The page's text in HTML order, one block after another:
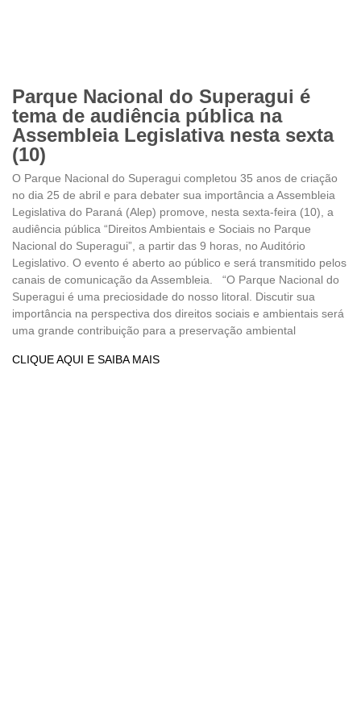
Parque Nacional do Superagui é
tema de audiência pública na
Assembleia Legislativa nesta sexta
(10)
O Parque Nacional do Superagui completou 35 anos de criação
no dia 25 de abril e para debater sua importância a Assembleia
Legislativa do Paraná (Alep) promove, nesta sexta-feira (10), a
audiência pública “Direitos Ambientais e Sociais no Parque
Nacional do Superagui”, a partir das 9 horas, no Auditório
Legislativo. O evento é aberto ao público e será transmitido pelos
canais de comunicação da Assembleia. “O Parque Nacional do
Superagui é uma preciosidade do nosso litoral. Discutir sua
importância na perspectiva dos direitos sociais e ambientais será
uma grande contribuição para a preservação ambiental
CLIQUE AQUI E SAIBA MAIS